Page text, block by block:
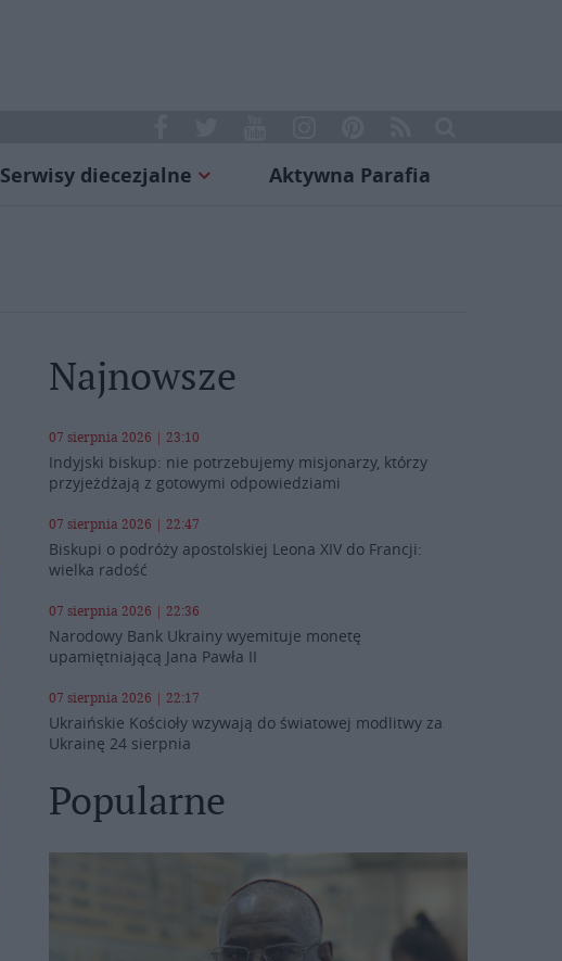
Serwisy diecezjalne Aktywna Parafia
Najnowsze
07 sierpnia 2026 | 23:10
Indyjski biskup: nie potrzebujemy misjonarzy, którzy
przyjeżdżają z gotowymi odpowiedziami
07 sierpnia 2026 | 22:47
Biskupi o podróży apostolskiej Leona XIV do Francji:
wielka radość
07 sierpnia 2026 | 22:36
Narodowy Bank Ukrainy wyemituje monetę
upamiętniającą Jana Pawła II
07 sierpnia 2026 | 22:17
Ukraińskie Kościoły wzywają do światowej modlitwy za
Ukrainę 24 sierpnia
Popularne